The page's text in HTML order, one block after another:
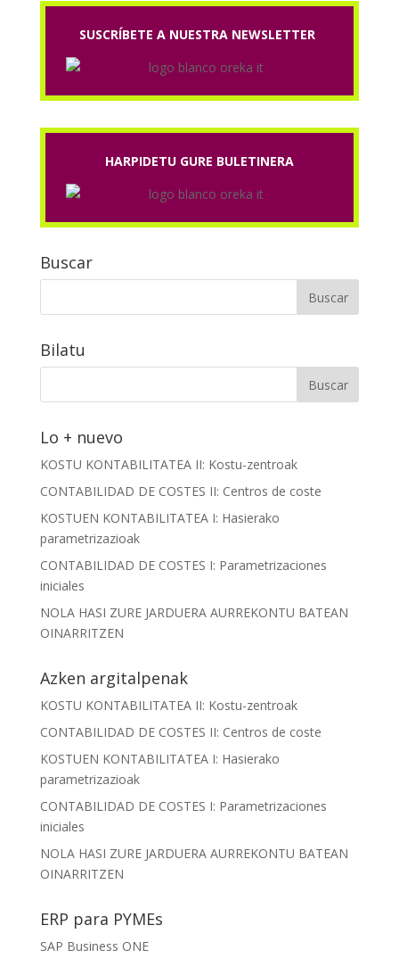
SUSCRÍBETE A NUESTRA NEWSLETTER
HARPIDETU GURE BULETINERA
Buscar
Bilatu
Lo + nuevo
KOSTU KONTABILITATEA II: Kostu-zentroak
CONTABILIDAD DE COSTES II: Centros de coste
KOSTUEN KONTABILITATEA I: Hasierako
parametrizazioak
CONTABILIDAD DE COSTES I: Parametrizaciones
iniciales
NOLA HASI ZURE JARDUERA AURREKONTU BATEAN
OINARRITZEN
Azken argitalpenak
KOSTU KONTABILITATEA II: Kostu-zentroak
CONTABILIDAD DE COSTES II: Centros de coste
KOSTUEN KONTABILITATEA I: Hasierako
parametrizazioak
CONTABILIDAD DE COSTES I: Parametrizaciones
iniciales
NOLA HASI ZURE JARDUERA AURREKONTU BATEAN
OINARRITZEN
ERP para PYMEs
SAP Business ONE